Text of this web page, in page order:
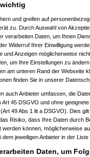
und greifen auf
zu. Durch Auswahl von
verarbeiten Daten, um Ihnen
Widerruf Ihrer Einwilligung
und Anzeigen möglicherweise
um Ihre Einstellungen zu
am unteren Rand der Webseite
finden Sie in unserer
auch Anbieter umfassen, die
45 DSGVO und ohne
49 Abs 1 lit a DSGVO). Dies
Risiko, dass Ihre Daten durch
können, möglicherweise
jeweiligen Anbieter in der
Daten, um